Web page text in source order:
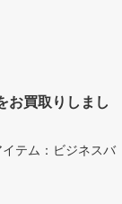
お買取りしまし
テム：ビジネスバ